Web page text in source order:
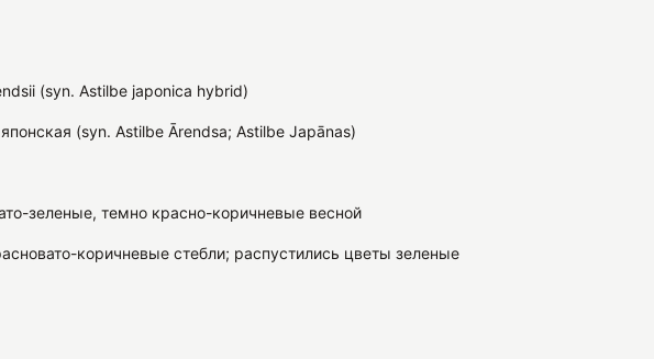
(syn. Astilbe japonica hybrid)
(syn. Astilbe Ārendsa; Astilbe Japānas)
зеленые, темно красно-коричневые весной
коричневые стебли; распустились цветы зеленые